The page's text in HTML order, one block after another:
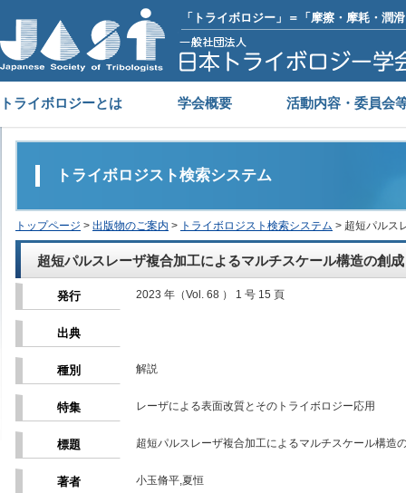
「トライボロジー」＝「摩擦・摩耗・潤
トライボロジーとは 学会概要 活動内容・委員会
トライボロジスト検索システム
トップページ > 出版物のご案内 > トライボロジスト検索システム > 超短パルス
超短パルスレーザ複合加工によるマルチスケール構造の創
発行 2023 年（Vol. 68 ） 1 号 15 頁
出典
種別 解説
特集 レーザによる表面改質とそのトライボロジー応用
標題 超短パルスレーザ複合加工によるマルチスケール構造
著者 小玉脩平,夏恒